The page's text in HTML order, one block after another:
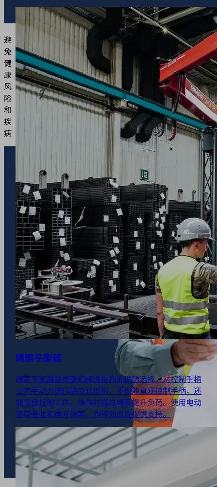
避
免
健
康
风
险
和
疾
病
绳索平衡器
绳索平衡器是灵敏和精准提升的理想选择。对控制手柄
上的手动力进行感应式识别，不但能直观控制手柄，还
能直接控制工件。操作时通过绳索提升负荷。使用电动
滚筒卷收和展开绳索，为移动过程提供支持。